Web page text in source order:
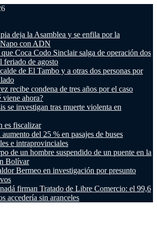
deja la Asamblea y se enfila por la
con ADN
Coca Codo Sinclair salga de operación dos
feriado de agosto
de El Tambo y a otras dos personas por
recibe condena de tres años por el caso
ahora?
se investigan tras muerte violenta en
es fiscalizar
del 25 % en pasajes de buses
e intraprovinciales
de un hombre suspendido de un puente en la
Bolívar
Bermeo en investigación por presunto
firman Tratado de Libre Comercio: el 99,6
accedería sin aranceles